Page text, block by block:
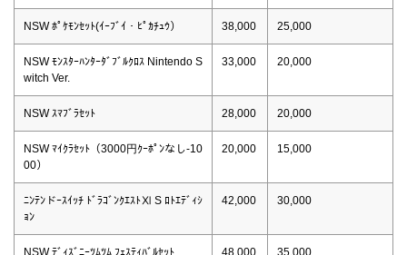
NSW ﾎﾟｹﾓﾝｾｯﾄ(ｲｰﾌﾞｲ・ﾋﾟｶﾁｭｳ） 38,000 25,000
NSW ﾓﾝｽﾀｰﾊﾝﾀｰﾀﾞﾌﾞﾙｸﾛｽ Nintendo S
witch Ver.
33,000 20,000
NSW ｽﾏﾌﾞﾗｾｯﾄ 28,000 20,000
NSW ﾏｲｸﾗｾｯﾄ（3000円ｸｰﾎﾟﾝなし-10
00）
20,000 15,000
ﾆﾝﾃﾝドｰｽｲｯﾁ ﾄﾞﾗｺﾞﾝｸｴｽﾄⅪ S ﾛﾄｴﾃﾞｨｼ
ｮﾝ
42,000 30,000
NSW ﾃﾞｨｽﾞﾆｰﾂﾑﾂﾑ ﾌｪｽﾃｨﾊﾞﾙｾｯﾄ 48,000 35,000